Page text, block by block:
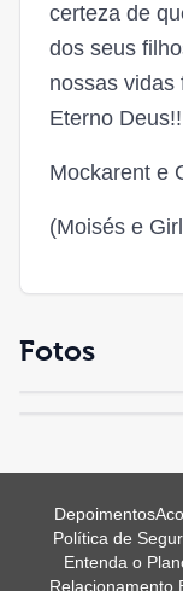
certeza de
dos seus
nossas vidas
Eterno Deus!!
Mockarent e
(Moisés e
Fotos
Depoimentos
Política de
Entenda o
Relacionamento